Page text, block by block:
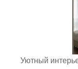
Уютный